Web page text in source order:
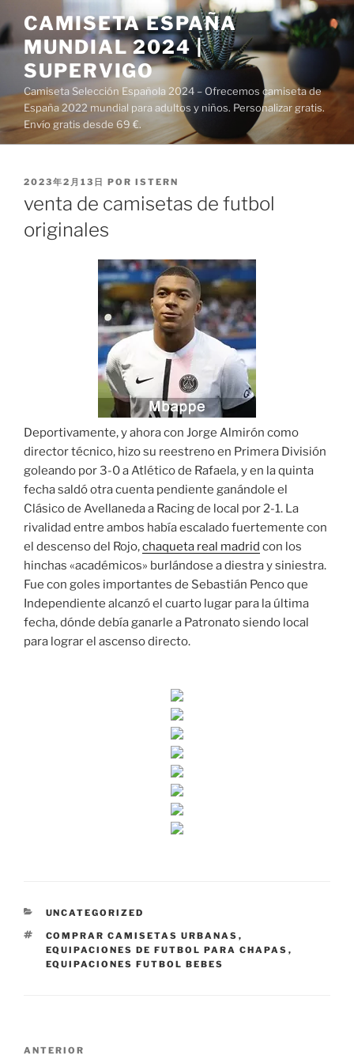
al
contenido
CAMISETA ESPAÑA
MUNDIAL 2024 |
SUPERVIGO
Camiseta Selección Española 2024 – Ofrecemos camiseta de
España 2022 mundial para adultos y niños. Personalizar gratis.
Envío gratis desde 69 €.
PUBLICADO
2023年2月13日 POR ISTERN
venta de camisetas de futbol
originales
Deportivamente, y ahora con Jorge Almirón como
director técnico, hizo su reestreno en Primera División
goleando por 3-0 a Atlético de Rafaela, y en la quinta
fecha saldó otra cuenta pendiente ganándole el
Clásico de Avellaneda a Racing de local por 2-1. La
rivalidad entre ambos había escalado fuertemente con
el descenso del Rojo,chaqueta real madrid con los
hinchas «académicos» burlándose a diestra y siniestra.
Fue con goles importantes de Sebastián Penco que
Independiente alcanzó el cuarto lugar para la última
fecha, dónde debía ganarle a Patronato siendo local
para lograr el ascenso directo.
CATEGORÍAS
UNCATEGORIZED
ETIQUETAS
COMPRAR CAMISETAS URBANAS ,
EQUIPACIONES DE FUTBOL PARA CHAPAS ,
EQUIPACIONES FUTBOL BEBES
Navegación
Entrada
ANTERIOR